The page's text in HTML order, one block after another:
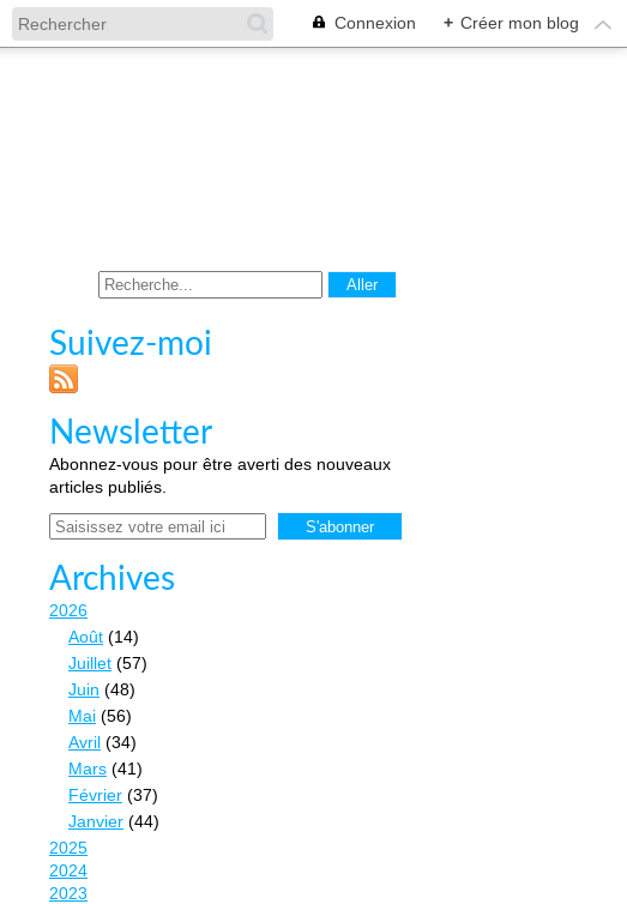
Connexion + Créer mon blog
Suivez-moi
Newsletter
Abonnez-vous pour être averti des nouveaux
articles publiés.
Email
Archives
2026
Août (14)
Juillet (57)
Juin (48)
Mai (56)
Avril (34)
Mars (41)
Février (37)
Janvier (44)
2025
2024
2023